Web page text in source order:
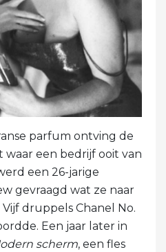
parfum ontving de
waar een bedrijf ooit van
een 26-jarige
gevraagd wat ze naar
Vijf druppels Chanel No.
Een jaar later in
scherm, een fles